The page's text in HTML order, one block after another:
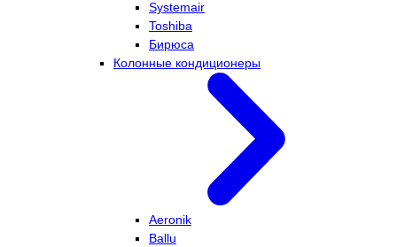
Systemair
Toshiba
Бирюса
Колонные кондиционеры
Aeronik
Ballu